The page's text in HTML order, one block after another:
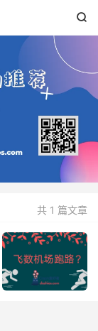

共 1 篇文章